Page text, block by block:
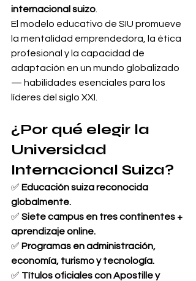
internacional suizo
El modelo educativo de SIU promueve
la mentalidad emprendedora, la ética
profesional y la capacidad de
adaptación en un mundo globalizado
— habilidades esenciales para los
líderes del siglo XXI.
¿Por qué elegir la
Universidad
Internacional Suiza?
✅ Educación suiza reconocida
globalmente.
✅ Siete campus en tres continentes +
aprendizaje online.
✅ Programas en administración,
economía, turismo y tecnología.
✅ Títulos oficiales con Apostille y